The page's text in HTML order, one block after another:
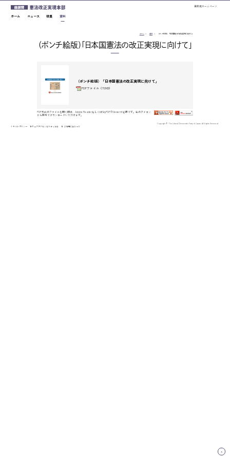
このページの本文へ移動
ホーム ニュース 役員 資料
自民党ホームページ
ホーム 資料 （ポンチ絵版）「日本国憲法の改正実現に向けて」
（ポンチ絵版）「日本国憲法の改正実現に向けて」
（ポンチ絵版）「日本国憲法の改正実現に向けて」
PDFファイル（712KB）
PDF形式のファイルを開く際は、Adobe ReaderもしくはSkyPDF®Viewerが必要です。右のアイコン
から無料でダウンロードいただけます。
サイトポリシー ウェブアクセシビリティ方針 ご利用にあたって
Copyright © The Liberal Democratic Party of Japan. All Rights Reserved.